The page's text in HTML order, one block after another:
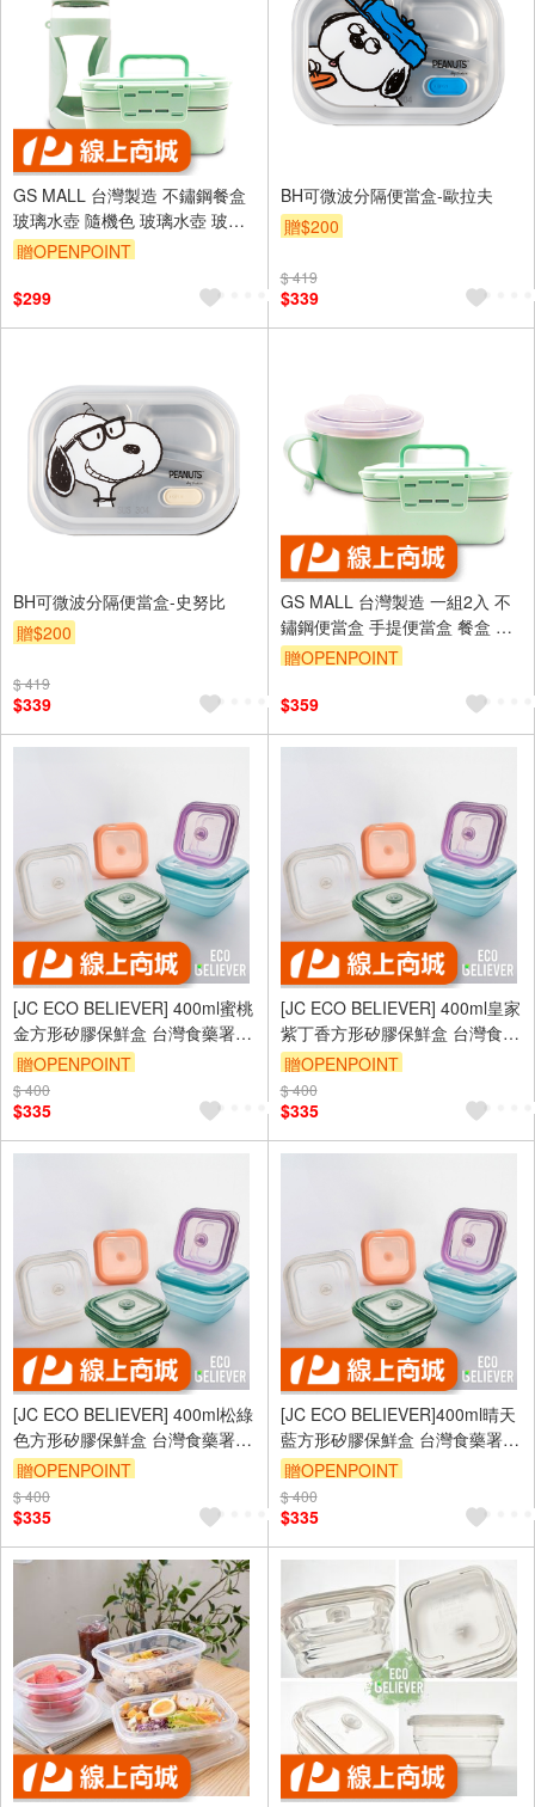
GS MALL 台灣製造 不鏽鋼餐盒
玻璃水壺 隨機色 玻璃水壺 玻璃
瓶 隨身瓶 保鮮盒 便當盒 不鏽鋼
贈OPENPOINT
$299
BH可微波分隔便當盒-歐拉夫
贈$200
$ 419
$339
BH可微波分隔便當盒-史努比
贈$200
$ 419
$339
GS MALL 台灣製造 一組2入 不
鏽鋼便當盒 手提便當盒 餐盒 不
鏽鋼泡麵碗 不鏽鋼保鮮盒 便當
贈OPENPOINT
$359
[JC ECO BELIEVER] 400ml蜜桃
金方形矽膠保鮮盒 台灣食藥署合
格 保鮮盒 折疊保鮮盒 折疊便當
盒 微波保鮮盒 矽膠便
贈OPENPOINT
$ 400
$335
[JC ECO BELIEVER] 400ml皇家
紫丁香方形矽膠保鮮盒 台灣食藥
署合格 保鮮盒 折疊保鮮盒 折疊
便當盒 微波保鮮盒 餐盒
贈OPENPOINT
$ 400
$335
[JC ECO BELIEVER] 400ml松綠
色方形矽膠保鮮盒 台灣食藥署合
格 保鮮盒 折疊保鮮盒 折疊便當
盒 微波保鮮盒 矽膠便
贈OPENPOINT
$ 400
$335
[JC ECO BELIEVER]400ml晴天
藍方形矽膠保鮮盒 台灣食藥署合
格 保鮮盒 折疊保鮮盒 折疊便當
盒 微波保鮮盒 矽膠便
贈OPENPOINT
$ 400
$335